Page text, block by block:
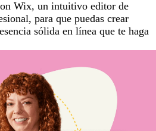
Wix, un intuitivo editor de
para que puedas crear
sólida en línea que te haga